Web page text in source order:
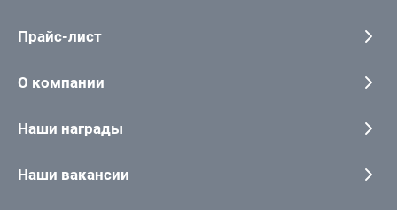
Прайс-лист
О компании
Наши награды
Наши вакансии